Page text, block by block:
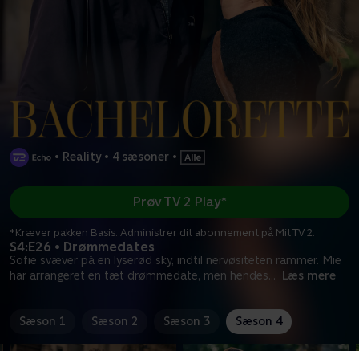
• Reality • 4 sæsoner •
S4:E26 • Drømmedates
Sofie svæver på en lyserød sky, indtil nervøsiteten rammer. Mie
har arrangeret en tæt drømmedate, men hendes... Læs mere
Prøv TV 2 Play*
*Kræver pakken Basis. Administrer dit abonnement på Mit TV 2.
Sæson 1 Sæson 2 Sæson 3 Sæson 4